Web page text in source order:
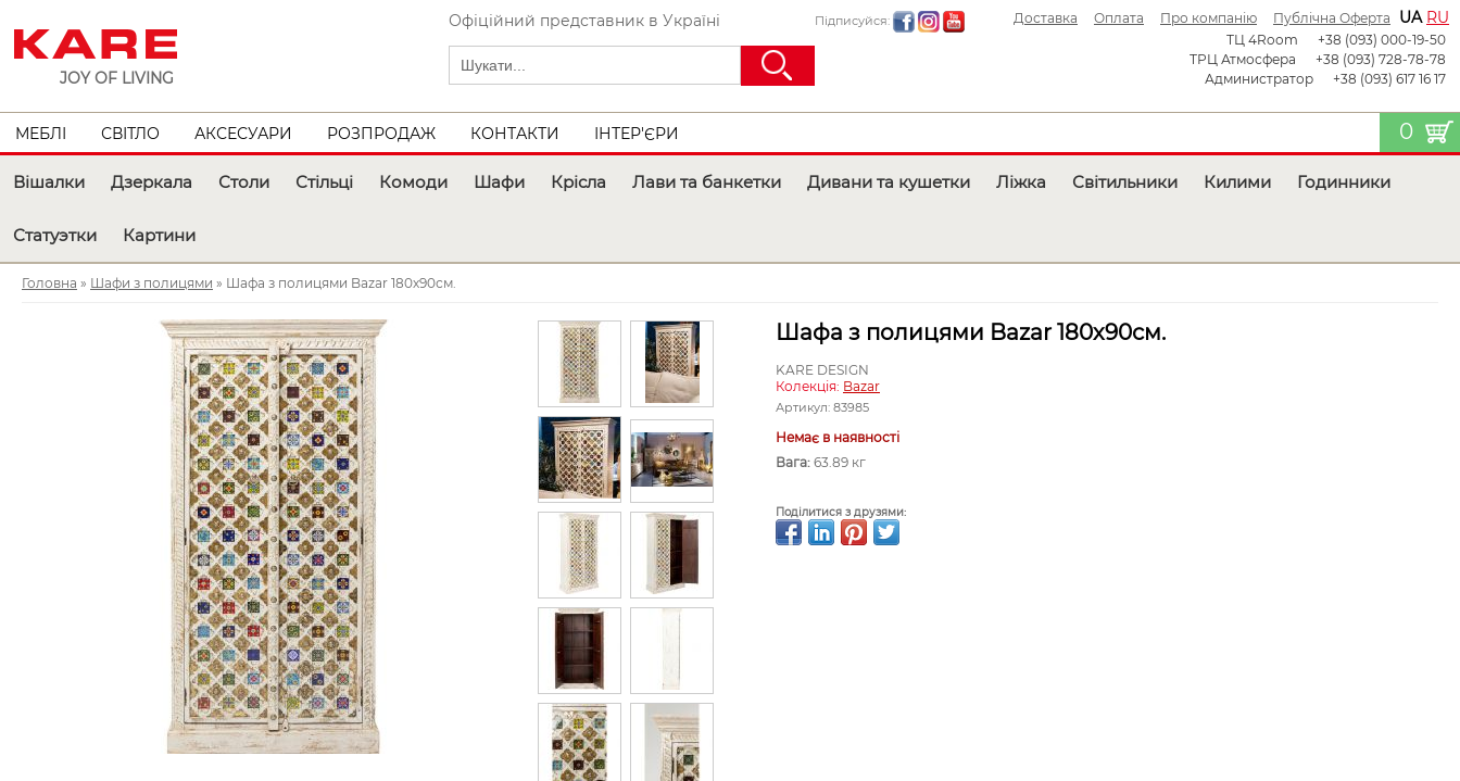
JOY OF LIVING
Підписуйся:
Офіційний представник в Україні Доставка Оплата Про компанію Публічна Оферта UA RU
ТЦ 4Room
+38 (093) 000-19-50
ТРЦ Атмосфера
+38 (093) 728-78-78
Администратор
+38 (093) 617 16 17
МЕБЛІ СВІТЛО АКСЕСУАРИ РОЗПРОДАЖ КОНТАКТИ ІНТЕР'ЄРИ 0
Вішалки Дзеркала Столи Стільці Комоди Шафи Крісла Лави та банкетки Дивани та кушетки Ліжка Світильники Килими Годинники
Статуэтки Картини
Головна » Шафи з полицями » Шафа з полицями Bazar 180х90см.
Шафа з полицями Bazar 180х90см.
KARE DESIGN
Колекція: Bazar
Артикул: 83985
Немає в наявності
Вага: 63.89 кг
Поділитися з друзями: